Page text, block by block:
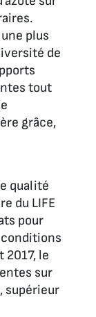
plus
de
tout
grâce,
qualité
du LIFE
pour
conditions
le
sur
supérieur